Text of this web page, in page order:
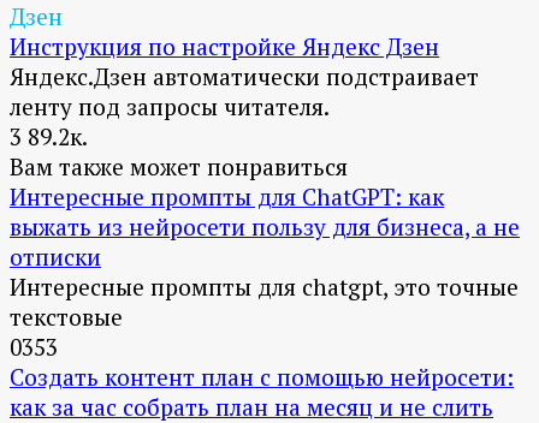
Дзен
Инструкция по настройке Яндекс Дзен
Яндекс.Дзен автоматически подстраивает
ленту под запросы читателя.
3 89.2к.
Вам также может понравиться
Интересные промпты для ChatGPT: как
выжать из нейросети пользу для бизнеса, а не
отписки
Интересные промпты для chatgpt, это точные
текстовые
0353
Создать контент план с помощью нейросети:
как за час собрать план на месяц и не слить